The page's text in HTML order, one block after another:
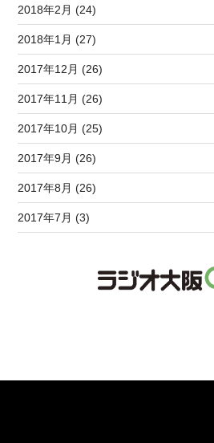
2018年2月 (24)
2018年1月 (27)
2017年12月 (26)
2017年11月 (26)
2017年10月 (25)
2017年9月 (26)
2017年8月 (26)
2017年7月 (3)